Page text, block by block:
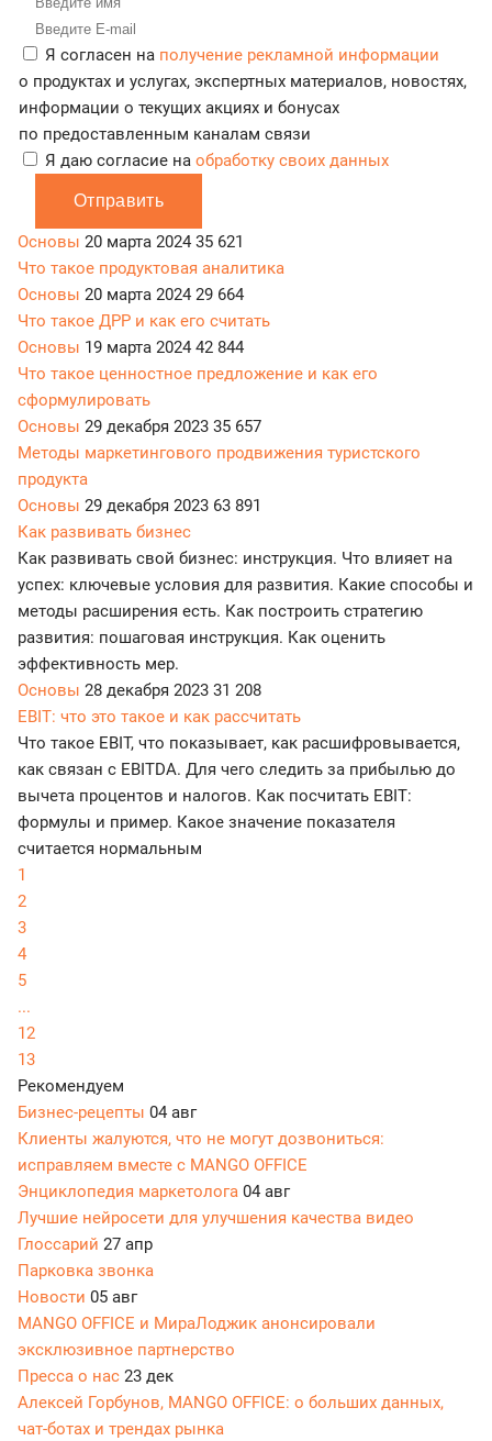
Я согласен на получение рекламной информации
о продуктах и услугах, экспертных материалов, новостях,
информации о текущих акциях и бонусах
по предоставленным каналам связи
Я даю согласие на обработку своих данных
Отправить
Основы 20 марта 2024 35 621
Что такое продуктовая аналитика
Основы 20 марта 2024 29 664
Что такое ДРР и как его считать
Основы 19 марта 2024 42 844
Что такое ценностное предложение и как его
сформулировать
Основы 29 декабря 2023 35 657
Методы маркетингового продвижения туристского
продукта
Основы 29 декабря 2023 63 891
Как развивать бизнес
Как развивать свой бизнес: инструкция. Что влияет на
успех: ключевые условия для развития. Какие способы и
методы расширения есть. Как построить стратегию
развития: пошаговая инструкция. Как оценить
эффективность мер.
Основы 28 декабря 2023 31 208
EBIT: что это такое и как рассчитать
Что такое EBIT, что показывает, как расшифровывается,
как связан с EBITDA. Для чего следить за прибылью до
вычета процентов и налогов. Как посчитать EBIT:
формулы и пример. Какое значение показателя
считается нормальным
1
2
3
4
5
...
12
13
Рекомендуем
Бизнес-рецепты 04 авг
Клиенты жалуются, что не могут дозвониться:
исправляем вместе с MANGO OFFICE
Энциклопедия маркетолога 04 авг
Лучшие нейросети для улучшения качества видео
Глоссарий 27 апр
Парковка звонка
Новости 05 авг
MANGO OFFICE и МираЛоджик анонсировали
эксклюзивное партнерство
Пресса о нас 23 дек
Алексей Горбунов, MANGO OFFICE: о больших данных,
чат-ботах и трендах рынка